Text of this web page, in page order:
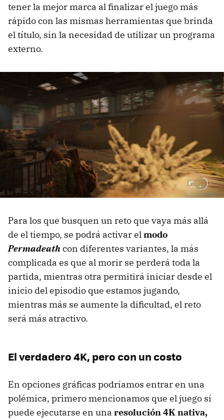
tener la mejor marca al finalizar el juego más
rápido con las mismas herramientas que brinda
el título, sin la necesidad de utilizar un programa
externo.
Para los que busquen un reto que vaya más allá
de el tiempo, se podrá activar elmodo
Permadeathcon diferentes variantes, la más
complicada es que al morir se perderá toda la
partida, mientras otra permitirá iniciar desde el
inicio del episodio que estamos jugando,
mientras más se aumente la dificultad, el reto
será más atractivo.
El verdadero 4K, pero con un costo
En opciones gráficas podríamos entrar en una
polémica, primero mencionamos que el juego sí
puede ejecutarse en una resolución 4K nativa,